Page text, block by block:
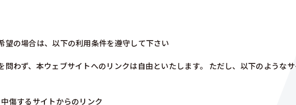
望の場合は、以下の利用条件を遵守して下さい
問わず、本ウェブサイトへのリンクは自由といたします。 ただし、以下のような
傷するサイトからのリンク